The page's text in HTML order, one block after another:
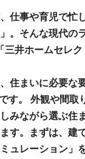
仕事や育児で忙
。 そんな現代の
「三井ホームセレク
住まいに必要な
す。 外観や間取
みながら選ぶ住
す。まずは、 建
ュレーション 」